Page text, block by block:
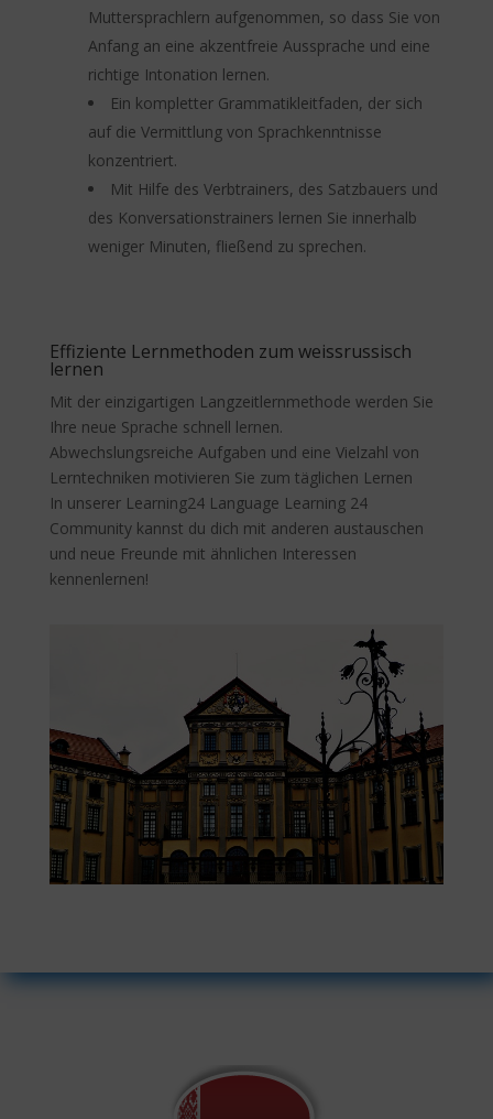
Muttersprachlern aufgenommen, so dass Sie von
Anfang an eine akzentfreie Aussprache und eine
richtige Intonation lernen.
Ein kompletter Grammatikleitfaden, der sich
auf die Vermittlung von Sprachkenntnisse
konzentriert.
Mit Hilfe des Verbtrainers, des Satzbauers und
des Konversationstrainers lernen Sie innerhalb
weniger Minuten, fließend zu sprechen.
Effiziente Lernmethoden zum weissrussisch
lernen
Mit der einzigartigen Langzeitlernmethode werden Sie
Ihre neue Sprache schnell lernen.
Abwechslungsreiche Aufgaben und eine Vielzahl von
Lerntechniken motivieren Sie zum täglichen Lernen
In unserer Learning24 Language Learning 24
Community kannst du dich mit anderen austauschen
und neue Freunde mit ähnlichen Interessen
kennenlernen!